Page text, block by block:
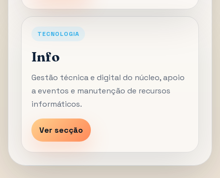
TECNOLOGIA
Info
Gestão técnica e digital do núcleo, apoio
a eventos e manutenção de recursos
informáticos.
Ver secção